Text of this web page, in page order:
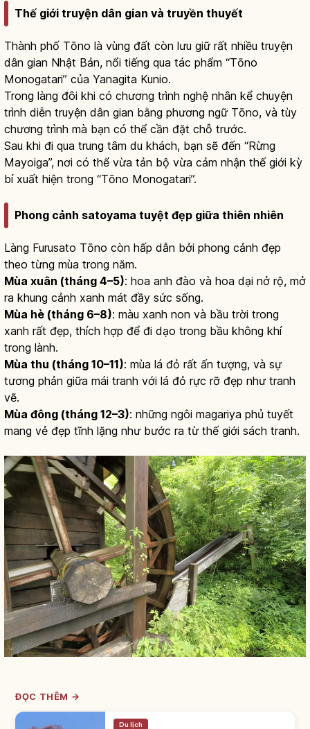
Thế giới truyện dân gian và truyền thuyết
Thành phố Tōno là vùng đất còn lưu giữ rất nhiều truyện
dân gian Nhật Bản, nổi tiếng qua tác phẩm “Tōno
Monogatari” của Yanagita Kunio.
Trong làng đôi khi có chương trình nghệ nhân kể chuyện
trình diễn truyện dân gian bằng phương ngữ Tōno, và tùy
chương trình mà bạn có thể cần đặt chỗ trước.
Sau khi đi qua trung tâm du khách, bạn sẽ đến “Rừng
Mayoiga”, nơi có thể vừa tản bộ vừa cảm nhận thế giới kỳ
bí xuất hiện trong “Tōno Monogatari”.
Phong cảnh satoyama tuyệt đẹp giữa thiên nhiên
Làng Furusato Tōno còn hấp dẫn bởi phong cảnh đẹp
theo từng mùa trong năm.
Mùa xuân (tháng 4–5): hoa anh đào và hoa dại nở rộ, mở
ra khung cảnh xanh mát đầy sức sống.
Mùa hè (tháng 6–8): màu xanh non và bầu trời trong
xanh rất đẹp, thích hợp để đi dạo trong bầu không khí
trong lành.
Mùa thu (tháng 10–11): mùa lá đỏ rất ấn tượng, và sự
tương phản giữa mái tranh với lá đỏ rực rỡ đẹp như tranh
vẽ.
Mùa đông (tháng 12–3): những ngôi magariya phủ tuyết
mang vẻ đẹp tĩnh lặng như bước ra từ thế giới sách tranh.
ĐỌC THÊM →
Du lịch